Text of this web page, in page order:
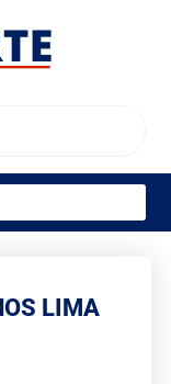
LIMA